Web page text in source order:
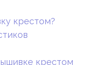
крестом?
крестом